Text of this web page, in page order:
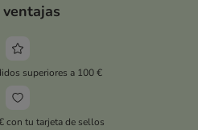
ventajas
superiores a 100 €
con tu tarjeta de sellos